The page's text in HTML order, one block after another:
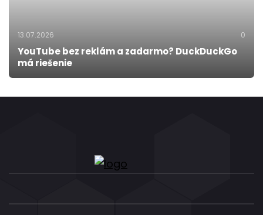
13.07.2026 0
YouTube bez reklám a zadarmo? DuckDuckGo
má riešenie